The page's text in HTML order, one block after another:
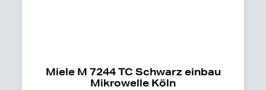
Miele M 7244 TC Schwarz einbau
Mikrowelle Köln